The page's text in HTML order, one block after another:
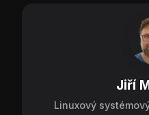
Jiří
Linuxový